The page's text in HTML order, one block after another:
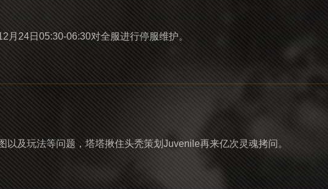
月24日05:30-06:30对全服进行停服维护。
及玩法等问题，塔塔揪住头秃策划Juvenile再来亿次灵魂拷问。